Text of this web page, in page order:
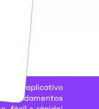
aplicativo
agendamentos